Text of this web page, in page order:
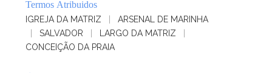
Termos Atribuidos
IGREJA DA MATRIZ
ARSENAL DE MARINHA
SALVADOR LARGO DA MATRIZ
CONCEIÇÃO DA PRAIA